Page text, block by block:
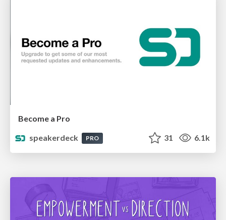
Become a Pro
speakerdeck
PRO 31 6.1k